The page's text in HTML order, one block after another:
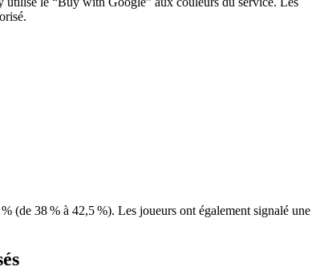
(de 38 % à 42,5 %). Les joueurs ont également signalé une